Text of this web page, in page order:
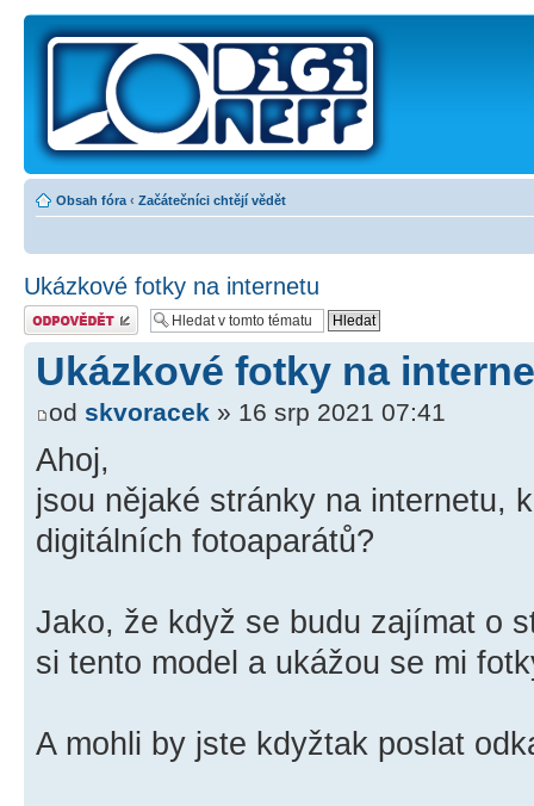
Obsah fóra ‹ Začátečníci chtějí vědět
Ukázkové fotky na internetu
Odeslat odpověď
Ukázkové fotky na
od skvoracek » 16 srp 2021 07:41
Ahoj,
jsou nějaké stránky na internetu,
digitálních fotoaparátů?
Jako, že když se budu zajímat o
si tento model a ukážou se mi
A mohli by jste kdyžtak poslat